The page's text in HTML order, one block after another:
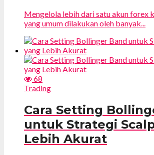
Mengelola lebih dari satu akun forex
yang umum dilakukan oleh banyak...
68
Trading
Cara Setting
untuk Strategi
Lebih Akurat